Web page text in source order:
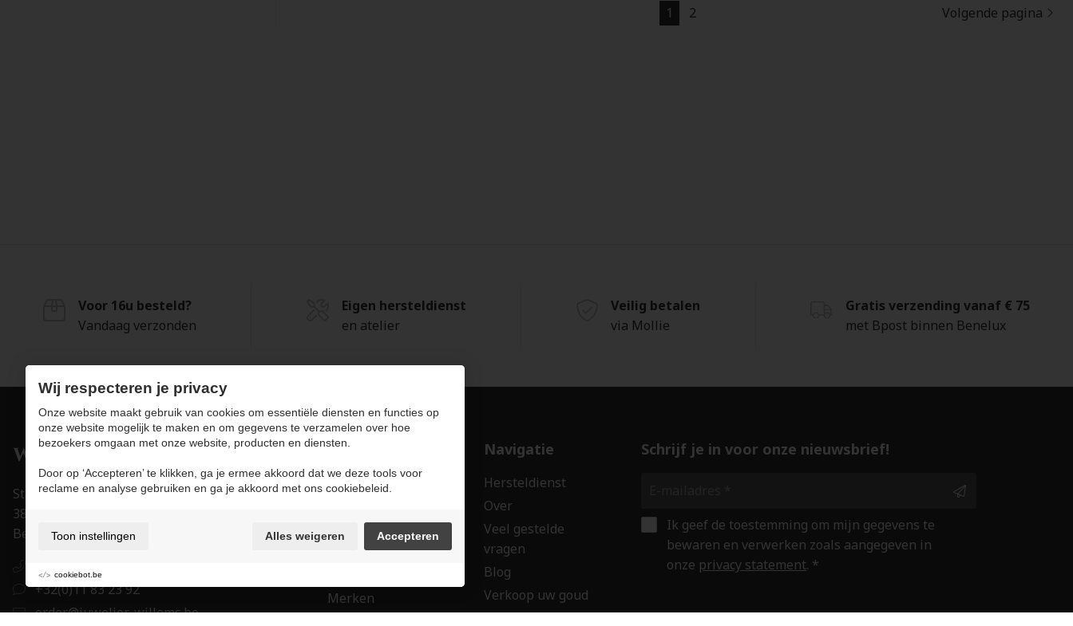
1 2 Volgende pagina
Voor 16u besteld?
Vandaag verzonden
Eigen hersteldienst
en atelier
Veilig betalen
via Mollie
Gratis verzending vanaf € 75
met Bpost binnen Benelux
Stapelstraat 15-17
3800 Sint-Truiden
België
+32(0)11 83 23 92
order@juwelier-willems.be
Producten
Juwelen
Accessoires
Trouwringen
Merken
Navigatie
Hersteldienst
Over
Veel gestelde
vragen
Blog
Verkoop uw goud
Contact
Schrijf je in voor onze nieuwsbrief!
Ik geef de toestemming om mijn gegevens te
bewaren en verwerken zoals aangegeven in
onze privacy statement. *
Wij respecteren je privacy
Onze website maakt gebruik van cookies om essentiële diensten en functies op
onze website mogelijk te maken en om gegevens te verzamelen over hoe
bezoekers omgaan met onze website, producten en diensten.
Door op ‘Accepteren’ te klikken, ga je ermee akkoord dat we deze tools voor
reclame en analyse gebruiken en ga je akkoord met ons cookiebeleid.
Toon instellingen Alles weigeren Accepteren
cookiebot.be